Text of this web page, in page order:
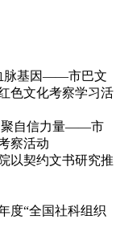
脉基因——市巴文
色文化考察学习活
聚自信力量——市
察活动
以契约文书研究推
度“全国社科组织